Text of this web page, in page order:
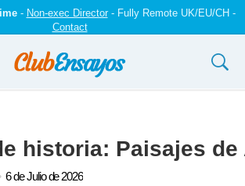
- Non-exec Director- Fully Remote UK/EU/CH -
Contact
historia: Paisajes de
6 de Julio de 2026